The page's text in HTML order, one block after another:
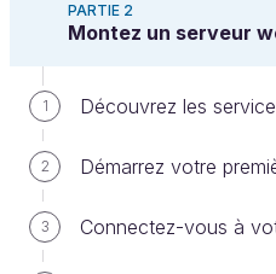
PARTIE 2
Montez un serveur
1 Découvrez les
2 Démarrez votre
3 Connectez-vous à